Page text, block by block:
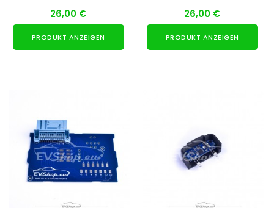
26,00 €
PRODUKT ANZEIGEN
26,00 €
PRODUKT ANZEIGEN